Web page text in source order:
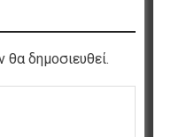
δημοσιευθεί.